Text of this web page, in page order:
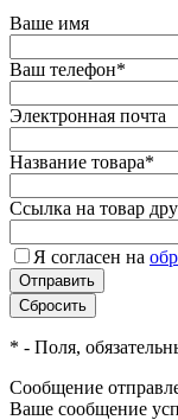
Ваше имя
Ваш телефон*
Электронная почта
Название товара*
Ссылка на товар
Я согласен на
* - Поля,
Сообщение
Ваше сообщение